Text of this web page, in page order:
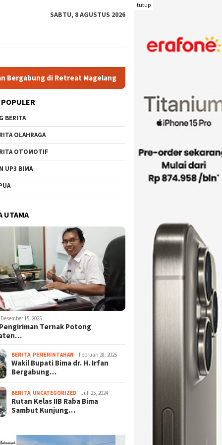
tutup
SABTU, 8 AGUSTUS 2026
Magelang Rutan Kelas IIB Raba Bima Sambut
BERITA
OLAHRAGA
OTOMOTIF
UP3 BIMA
UTAMA
Desember 15, 2025
Ternak Potong
BERITA PEMERINTAHAN Februari 28, 2025
Wakil Bupati Bima dr. H. Irfan
Bergabung…
BERITA UNCATEGORIZED Juli 25, 2024
Rutan Kelas IIB Raba Bima
Sambut Kunjung…